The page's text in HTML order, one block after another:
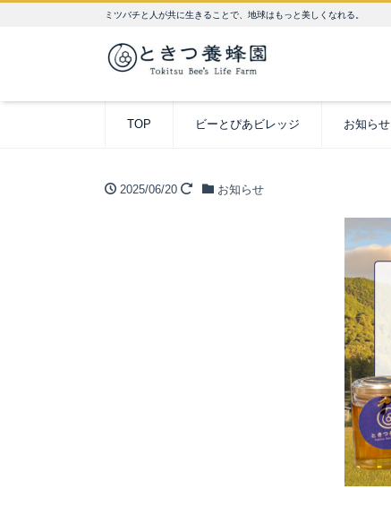
ミツバチと人が共に生きることで、地球はもっと美しくなれる。
TOP ビーとぴあビレッジ お知らせ
2025/06/20 お知らせ